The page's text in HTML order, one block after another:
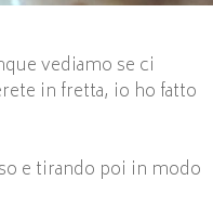
vediamo se ci
in fretta, io ho fatto
e tirando poi in modo